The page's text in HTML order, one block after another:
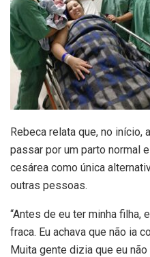
Rebeca relata que, no início,
passar por um parto normal
cesárea como única
outras pessoas.
“Antes de eu ter minha filha,
fraca. Eu achava que não ia
Muita gente dizia que eu